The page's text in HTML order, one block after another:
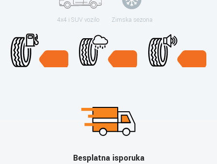
4x4 i SUV vozilo Zimska sezona
Besplatna isporuka